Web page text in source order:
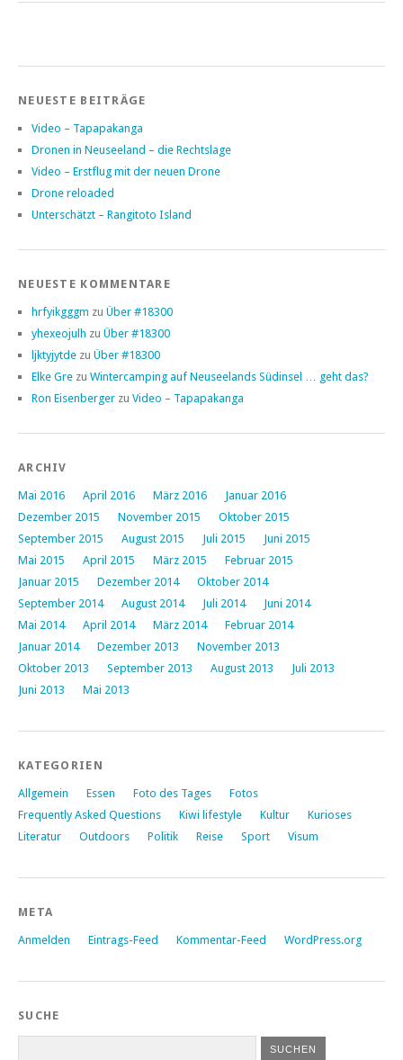
NEUESTE BEITRÄGE
Video – Tapapakanga
Dronen in Neuseeland – die Rechtslage
Video – Erstflug mit der neuen Drone
Drone reloaded
Unterschätzt – Rangitoto Island
NEUESTE KOMMENTARE
hrfyikgggm zu Über #18300
yhexeojulh zu Über #18300
ljktyjytde zu Über #18300
Elke Gre zu Wintercamping auf Neuseelands Südinsel … geht das?
Ron Eisenberger zu Video – Tapapakanga
ARCHIV
Mai 2016 April 2016 März 2016
Januar 2016
Dezember 2015
November 2015
Oktober 2015
September 2015
August 2015 Juli 2015
Juni 2015
Mai 2015
April 2015 März 2015
Februar 2015
Januar 2015
Dezember 2014
Oktober 2014
September 2014
August 2014 Juli 2014
Juni 2014
Mai 2014
April 2014 März 2014
Februar 2014
Januar 2014
Dezember 2013
November 2013
Oktober 2013
September 2013 August 2013
Juli 2013
Juni 2013
Mai 2013
KATEGORIEN
Allgemein Essen Foto des Tages
Fotos
Frequently Asked Questions
Kiwi lifestyle Kultur
Kurioses
Literatur
Outdoors Politik Reise Sport Visum
META
Anmelden Eintrags-Feed Kommentar-Feed WordPress.org
SUCHE